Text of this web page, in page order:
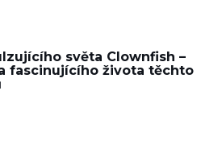
světa Clownfish –
fascinujícího života těchto